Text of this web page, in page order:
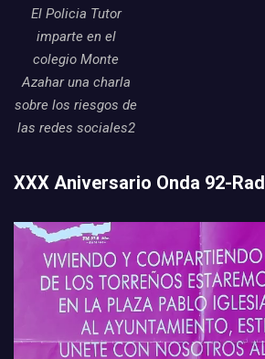
El Policia Tutor
imparte en el
colegio Monte
Azahar una charla
sobre los riesgos de
las redes sociales2
XXX Aniversario Onda 92-